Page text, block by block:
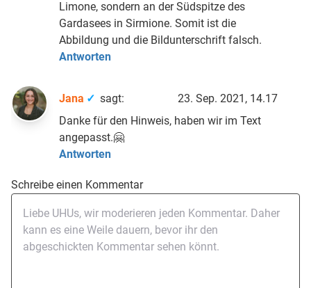
Limone, sondern an der Südspitze des
Gardasees in Sirmione. Somit ist die
Abbildung und die Bildunterschrift falsch.
Antworten
Jana sagt:
23. Sep. 2021, 14.17
Danke für den Hinweis, haben wir im Text
angepasst.🤗
Antworten
Schreibe einen Kommentar